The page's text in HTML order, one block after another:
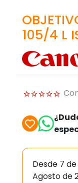
105/4 L
Desde 7
Agosto de